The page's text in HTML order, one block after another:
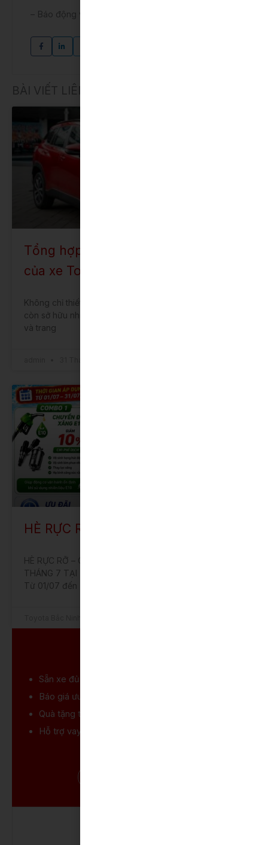
– Báo động và mã hóa động cơ
BÀI VIẾT LIÊN QUAN
Tổng hợp những ưu điểm nổi bật
của xe Toyota Corolla Cross 2022
Không chỉ thiết kế cuốn hút mà Toyota Corolla Cross
còn sở hữu nhiều ưu điểm nổi bật về công nghệ, an toàn
và trang
HÈ RỰC RỠ – CHĂM XE NHƯ MỚI
HÈ RỰC RỠ – CHĂM XE NHƯ MỚI ƯU ĐÃI DỊCH VỤ
THÁNG 7 TẠI TOYOTA BẮC NINH Thời gian áp dụng:
Từ 01/07 đến
Sẵn xe đủ màu, giao ngay trong ngày
Báo giá ưu đãi
Quà tặng thêm phụ kiện và bảo hiểm
Hỗ trợ vay mua xe